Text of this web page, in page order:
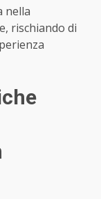
nella
rischiando di